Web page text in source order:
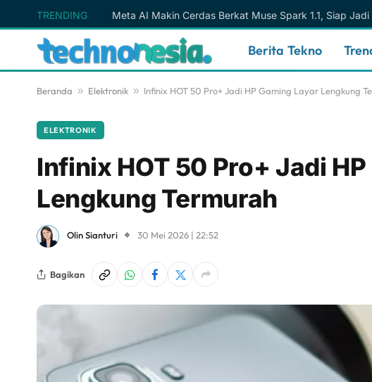
TRENDING
Berita Tekno
Beranda » Elektronik » Infinix HOT 50 Pro+ Jadi HP Gaming Layar Lengkung
ELEKTRONIK
Infinix HOT 50 Pro+ Jadi
Lengkung Termurah
Olin Sianturi 30 Mei 2026 | 22:52
Bagikan